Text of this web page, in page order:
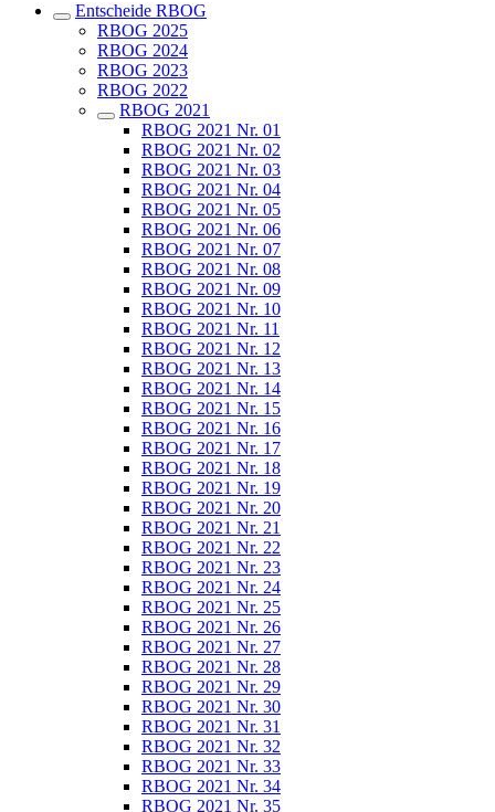
Entscheide RBOG
RBOG 2025
RBOG 2024
RBOG 2023
RBOG 2022
RBOG 2021
RBOG 2021 Nr. 01
RBOG 2021 Nr. 02
RBOG 2021 Nr. 03
RBOG 2021 Nr. 04
RBOG 2021 Nr. 05
RBOG 2021 Nr. 06
RBOG 2021 Nr. 07
RBOG 2021 Nr. 08
RBOG 2021 Nr. 09
RBOG 2021 Nr. 10
RBOG 2021 Nr. 11
RBOG 2021 Nr. 12
RBOG 2021 Nr. 13
RBOG 2021 Nr. 14
RBOG 2021 Nr. 15
RBOG 2021 Nr. 16
RBOG 2021 Nr. 17
RBOG 2021 Nr. 18
RBOG 2021 Nr. 19
RBOG 2021 Nr. 20
RBOG 2021 Nr. 21
RBOG 2021 Nr. 22
RBOG 2021 Nr. 23
RBOG 2021 Nr. 24
RBOG 2021 Nr. 25
RBOG 2021 Nr. 26
RBOG 2021 Nr. 27
RBOG 2021 Nr. 28
RBOG 2021 Nr. 29
RBOG 2021 Nr. 30
RBOG 2021 Nr. 31
RBOG 2021 Nr. 32
RBOG 2021 Nr. 33
RBOG 2021 Nr. 34
RBOG 2021 Nr. 35